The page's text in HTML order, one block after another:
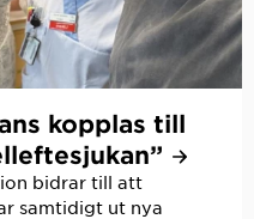
kopplas till
bidrar till att
samtidigt ut nya